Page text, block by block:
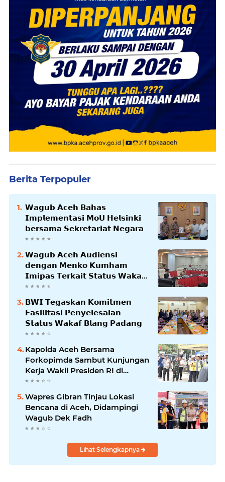
Berita Terpopuler
𝗪𝗮𝗴𝘂𝗯 𝗔𝗰𝗲𝗵 𝗕𝗮𝗵𝗮𝘀
𝗜𝗺𝗽𝗹𝗲𝗺𝗲𝗻𝘁𝗮𝘀𝗶 𝗠𝗼𝗨 𝗛𝗲𝗹𝘀𝗶𝗻𝗸𝗶
𝗯𝗲𝗿𝘀𝗮𝗺𝗮 𝗦𝗲𝗸𝗿𝗲𝘁𝗮𝗿𝗶𝗮𝘁 𝗡𝗲𝗴𝗮𝗿𝗮
𝗪𝗮𝗴𝘂𝗯 𝗔𝗰𝗲𝗵 𝗔𝘂𝗱𝗶𝗲𝗻𝘀𝗶
𝗱𝗲𝗻𝗴𝗮𝗻 𝗠𝗲𝗻𝗸𝗼 𝗞𝘂𝗺𝗵𝗮𝗺
𝗜𝗺𝗶𝗽𝗮𝘀 𝗧𝗲𝗿𝗸𝗮𝗶𝘁 𝗦𝘁𝗮𝘁𝘂𝘀 𝗪𝗮𝗸𝗮𝗳
𝗕𝗹𝗮𝗻𝗴𝗽𝗮𝗱𝗮𝗻𝗴
𝗕𝗪𝗜 𝗧𝗲𝗴𝗮𝘀𝗸𝗮𝗻 𝗞𝗼𝗺𝗶𝘁𝗺𝗲𝗻
𝗙𝗮𝘀𝗶𝗹𝗶𝘁𝗮𝘀𝗶 𝗣𝗲𝗻𝘆𝗲𝗹𝗲𝘀𝗮𝗶𝗮𝗻
𝗦𝘁𝗮𝘁𝘂𝘀 𝗪𝗮𝗸𝗮𝗳 𝗕𝗹𝗮𝗻𝗴 𝗣𝗮𝗱𝗮𝗻𝗴
Kapolda Aceh Bersama
Forkopimda Sambut Kunjungan
Kerja Wakil Presiden RI di
Kabupaten Bireuen
Wapres Gibran Tinjau Lokasi
Bencana di Aceh, Didampingi
Wagub Dek Fadh
Lihat Selengkapnya